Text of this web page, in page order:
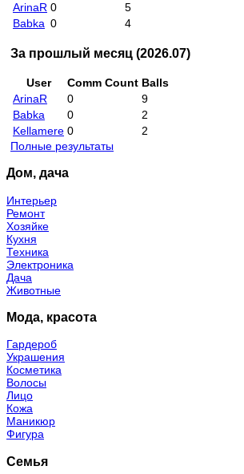
ArinaR 0
5
Babka 0 4
За прошлый месяц (2026.07)
User Comm Count Balls
ArinaR
0
9
Babka
0
2
Kellamere 0
2
Полные результаты
Дом, дача
Интерьер
Ремонт
Хозяйке
Кухня
Техника
Электроника
Дача
Животные
Мода, красота
Гардероб
Украшения
Косметика
Волосы
Лицо
Кожа
Маникюр
Фигура
Семья